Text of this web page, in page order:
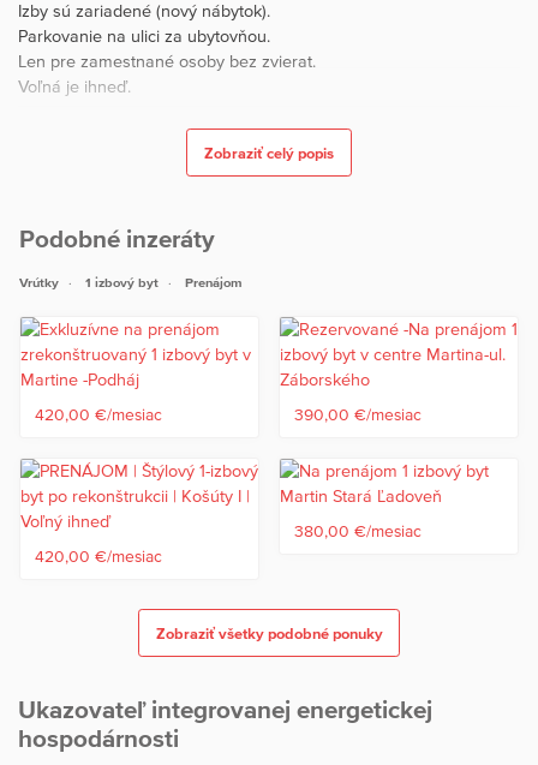
Izby sú zariadené (nový nábytok).
Parkovanie na ulici za ubytovňou.
Len pre zamestnané osoby bez zvierat.
Voľná je ihneď.
Bližšie informácie: Enki Hogh - 0911 348 889,
Kompletný právny servis zabezpečí realitná kancelária Reality
ASTORIA,s.r.o., M.R.Štefánika 10, 036 01 Martin.
Zobraziť celý popis
Podobné inzeráty
Vrútky 1 izbový byt Prenájom
420,00 €/mesiac 390,00 €/mesiac
420,00 €/mesiac
380,00 €/mesiac
Zobraziť všetky podobné ponuky
Ukazovateľ integrovanej energetickej
hospodárnosti